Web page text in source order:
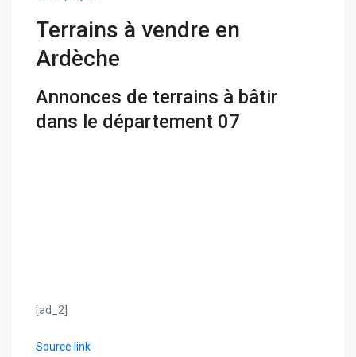
Terrains à vendre en
Ardèche
Annonces de terrains à bâtir
dans le département 07
[ad_2]
Source link